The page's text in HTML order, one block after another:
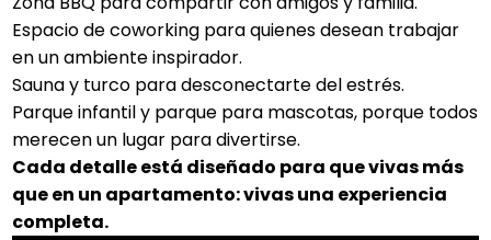
Espacio de coworking para quienes desean trabajar
en un ambiente inspirador.
Sauna y turco para desconectarte del estrés.
Parque infantil y parque para mascotas, porque todos
merecen un lugar para divertirse.
Cada detalle está diseñado para que vivas más
que en un apartamento: vivas una experiencia
completa.